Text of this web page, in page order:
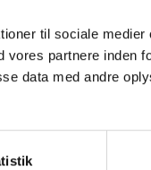
til sociale medier
partnere inden
data med andre